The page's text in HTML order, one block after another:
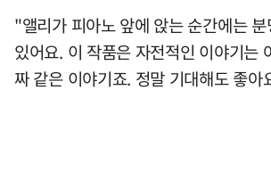
"앨리가 피아노 앞에 앉는 순간에는
있어요. 이 작품은 자전적인 이야기는
짜 같은 이야기죠. 정말 기대해도 좋아